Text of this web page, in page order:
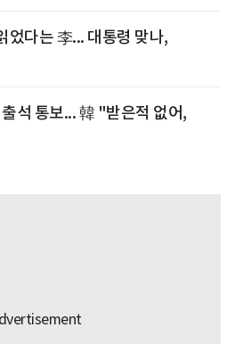
었다는 李... 대통령 맞나,
석 통보... 韓 "받은적 없어,